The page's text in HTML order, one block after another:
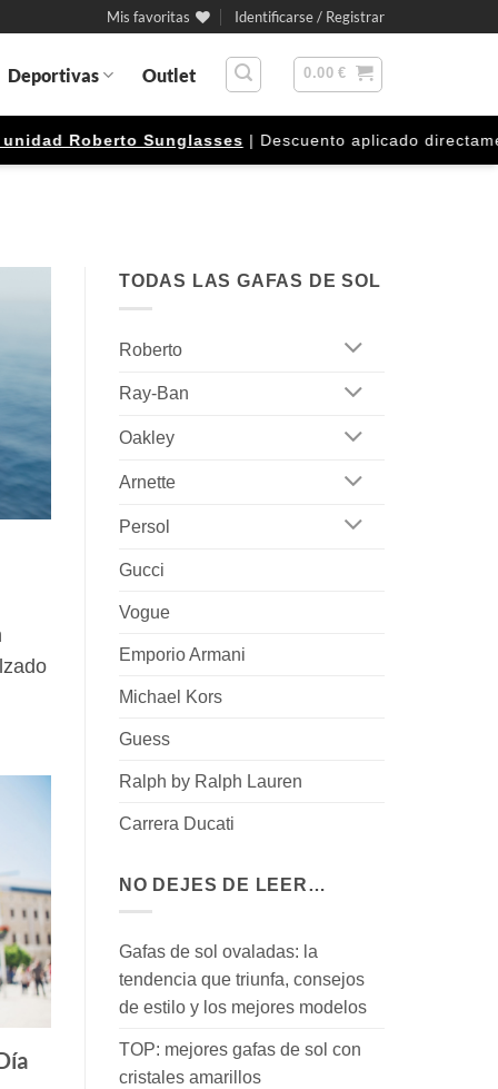
Mis favoritas Identificarse / Registrar
Deportivas Outlet 0.00€
Sunglasses | Descuento aplicado directamente en el
TODAS LAS GAFAS DE SOL
Roberto
Ray-Ban
Oakley
Arnette
Persol
Gucci
Vogue
Emporio Armani
Michael Kors
Guess
Ralph by Ralph Lauren
Carrera Ducati
NO DEJES DE LEER…
Gafas de sol ovaladas: la
tendencia que triunfa, consejos
de estilo y los mejores modelos
TOP: mejores gafas de sol con
cristales amarillos